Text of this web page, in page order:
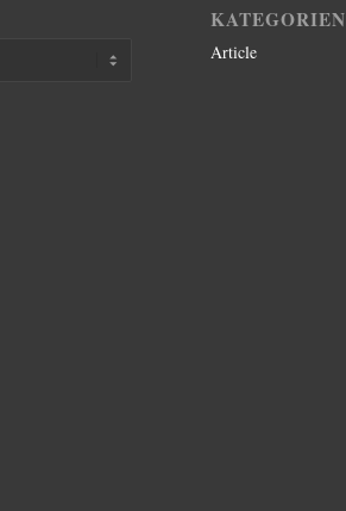
KATEGORIEN
Article